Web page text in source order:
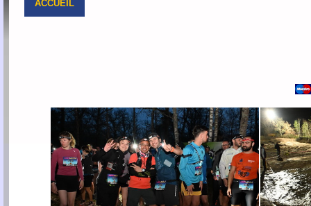
ACCUEIL